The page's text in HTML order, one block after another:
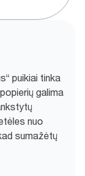
puikiai tinka
galima
nuo
sumažėtų